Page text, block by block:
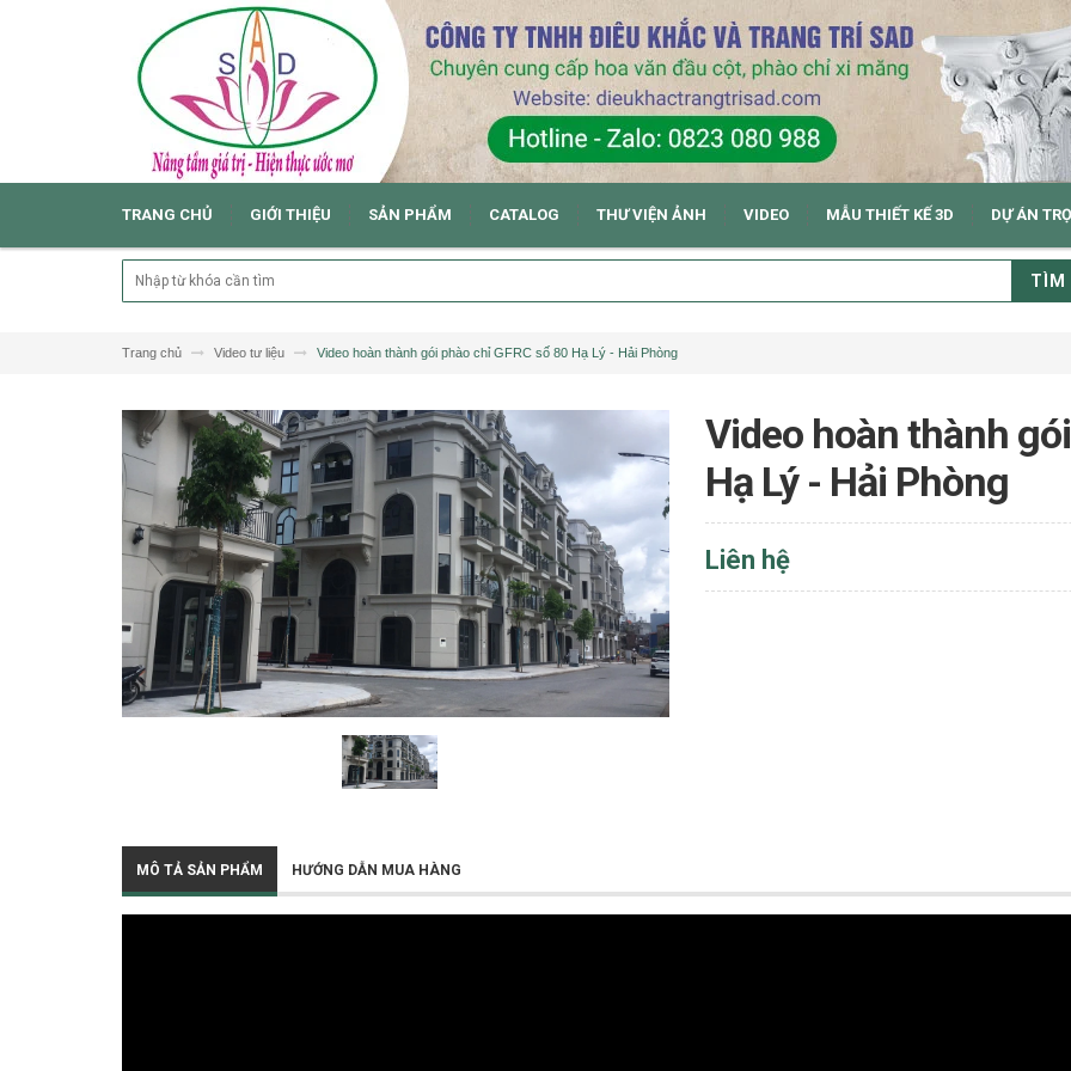
TRANG CHỦ GIỚI THIỆU SẢN PHẨM CATALOG THƯ VIỆN ẢNH VIDEO MẪU THIẾT KẾ 3D DỰ ÁN
TÌM
Trang chủ Video tư liệu Video hoàn thành gói phào chỉ GFRC số 80 Hạ Lý - Hải Phòng
Video hoàn thành
Hạ Lý - Hải Phòng
Liên hệ
MÔ TẢ SẢN PHẨM HƯỚNG DẪN MUA HÀNG